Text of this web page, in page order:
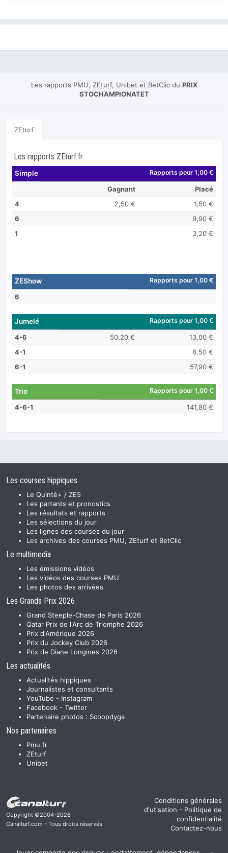
Les rapports PMU, ZEturf, Unibet et BetClic du PRIX
STOCHAMPIONATET
ZEturf
Les rapports ZEturf.fr
Simple Rapports pour 1,00 €
Gagnant
Placé
4
2,50 €
1,50 €
6
9,90 €
1
3,20 €
ZEShow Rapports pour 1,00 €
6
Jumelé Rapports pour 1,00 €
4-6 50,20 €
13,00 €
4-1
8,50 €
6-1
57,90 €
Trio Rapports pour 1,00 €
4-6-1 141,80 €
Les courses hippiques
Le Quinté+ / ZE5
Les partants et pronostics
Les résultats et rapports
Les sélections du jour
Les lignes des courses du jour
Les archives des courses PMU, ZEturf et BetClic
Le multimedia
Les émissions vidéos
Les vidéos des courses PMU
Les photos des arrivées
Les Grands Prix 2026
Grand Steeple-Chase de Paris 2026
Qatar Prix de l'Arc de Triomphe 2026
Prix d'Amérique 2026
Prix du Jockey Club 2026
Prix de Diane Longines 2026
Les actualités
Actualités hippiques
Journalistes et consultants
YouTube - Instagram
Facebook - Twitter
Partenaire photos : Scoopdyga
Nos partenaires
Pmu.fr
ZEturf
Unibet
Copyright ©2004-2026
Canalturf.com - Tous droits réservés
Conditions générales
d'utisation - Politique de
confidentialité
Contactez-nous